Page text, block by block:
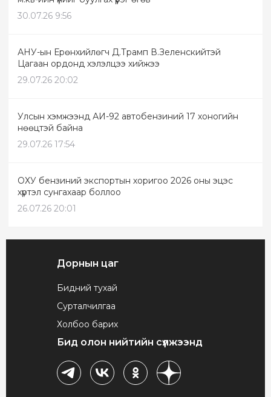
30.07.26 9:56
АНУ-ын Ерөнхийлөгч Д.Трамп В.Зеленскийтэй
Цагаан ордонд хэлэлцээ хийжээ
29.07.26 20:02
Улсын хэмжээнд АИ-92 автобензиний 17 хоногийн
нөөцтэй байна
29.07.26 17:54
ОХУ бензиний экспортын хоригоо 2026 оны эцэс
хүртэл сунгахаар боллоо
26.07.26 20:01
Дорнын цаг
Бидний тухай
Сурталчилгаа
Холбоо барих
Бид олон нийтийн сүлжээнд